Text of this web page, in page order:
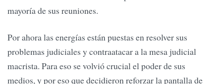
mayoría de sus reuniones.
Por ahora las energías están puestas en resolver sus
problemas judiciales y contraatacar a la mesa judicial
macrista. Para eso se volvió crucial el poder de sus
medios, y por eso que decidieron reforzar la pantalla de